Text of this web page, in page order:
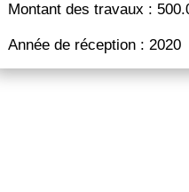
Montant des travaux :
Année de réception : 2020